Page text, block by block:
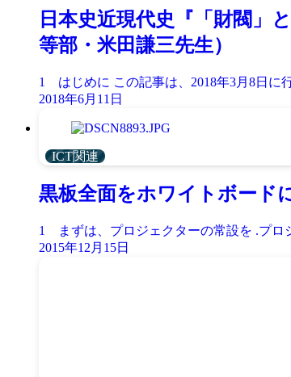
日本史近現代史『「財閥」
等部・米田謙三先生）
1 はじめに この記事は、2018年3月8日に
2018年6月11日
ICT関連
黒板全面をホワイトボード
1 まずは、プロジェクターの常設を .プロ
2015年12月15日